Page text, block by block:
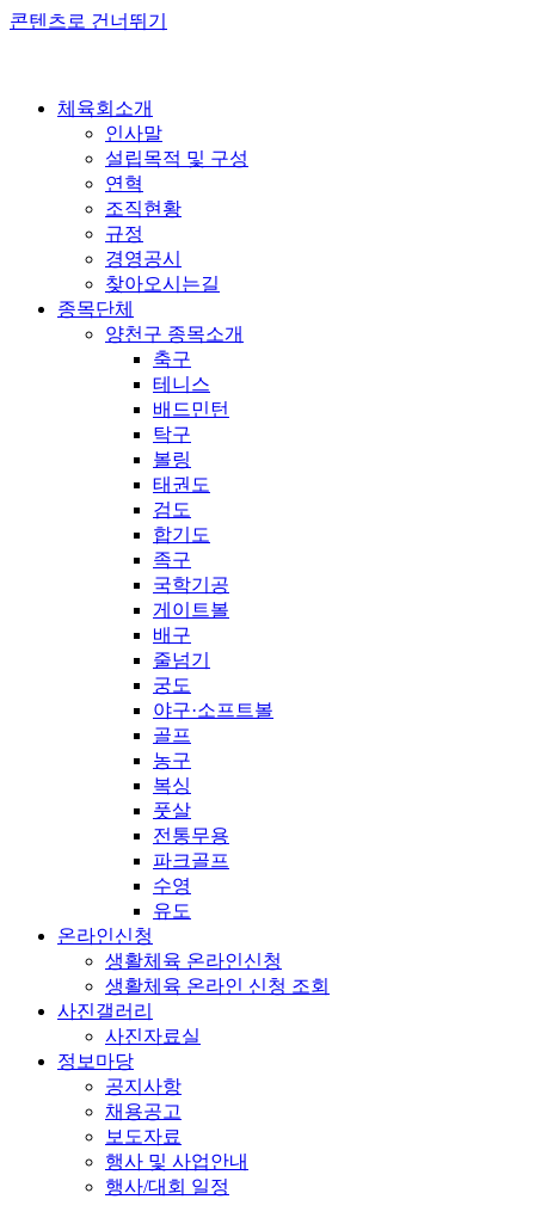
콘텐츠로 건너뛰기
체육회소개
인사말
설립목적 및 구성
연혁
조직현황
규정
경영공시
찾아오시는길
종목단체
양천구 종목소개
축구
테니스
배드민턴
탁구
볼링
태권도
검도
합기도
족구
국학기공
게이트볼
배구
줄넘기
궁도
야구·소프트볼
골프
농구
복싱
풋살
전통무용
파크골프
수영
유도
온라인신청
생활체육 온라인신청
생활체육 온라인 신청 조회
사진갤러리
사진자료실
정보마당
공지사항
채용공고
보도자료
행사 및 사업안내
행사/대회 일정